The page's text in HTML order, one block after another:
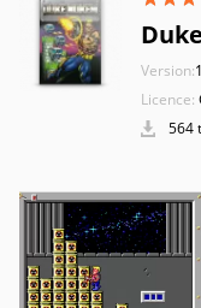
Version:
Licence:
564